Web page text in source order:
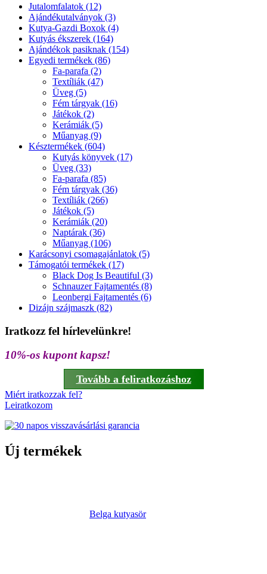
Jutalomfalatok (12)
Ajándékutalványok (3)
Kutya-Gazdi Boxok (4)
Kutyás ékszerek (164)
Ajándékok pasiknak (154)
Egyedi termékek (86)
Fa-parafa (2)
Textíliák (47)
Üveg (5)
Fém tárgyak (16)
Játékok (2)
Kerámiák (5)
Műanyag (9)
Késztermékek (604)
Kutyás könyvek (17)
Üveg (33)
Fa-parafa (85)
Fém tárgyak (36)
Textíliák (266)
Játékok (5)
Kerámiák (20)
Naptárak (36)
Műanyag (106)
Karácsonyi csomagajánlatok (5)
Támogatói termékek (17)
Black Dog Is Beautiful (3)
Schnauzer Fajtamentés (8)
Leonbergi Fajtamentés (6)
Dizájn szájmaszk (82)
Iratkozz fel hírlevelünkre!
10%-os kupont kapsz!
Tovább a feliratkozáshoz
Miért iratkozzak fel?
Leiratkozom
Új termékek
Belga kutyasör